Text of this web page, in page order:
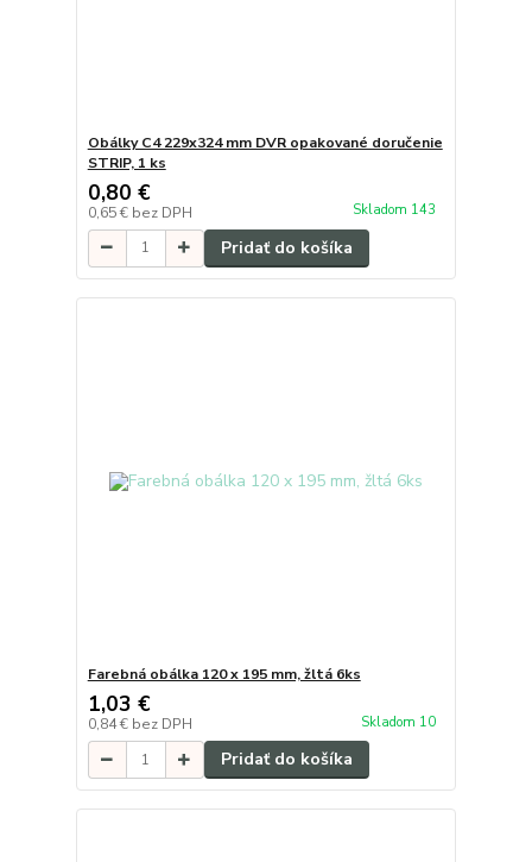
Obálky C4 229x324 mm DVR opakované doručenie
STRIP, 1 ks
0,80 €
0,65 € bez DPH Skladom 143
Pridať do košíka
Farebná obálka 120 x 195 mm, žltá 6ks
1,03 €
0,84 € bez DPH Skladom 10
Pridať do košíka